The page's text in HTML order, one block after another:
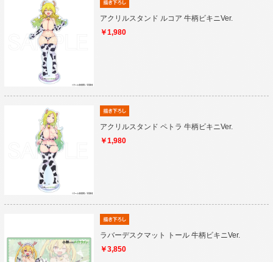
アクリルスタンド ルコア 牛柄ビキニVer.
￥1,980
アクリルスタンド ペトラ 牛柄ビキニVer.
￥1,980
ラバーデスクマット トール 牛柄ビキニVer.
￥3,850